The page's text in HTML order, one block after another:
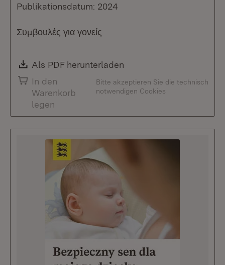
Publikationsdatum: 2024
Συμβουλές για γονείς
Download:
Als PDF herunterladen
In den
Warenkorb
legen
Bitte akzeptieren Sie die technisch
notwendigen Cookies